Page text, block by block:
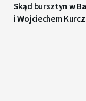
Skąd bursztyn w
i Wojciechem